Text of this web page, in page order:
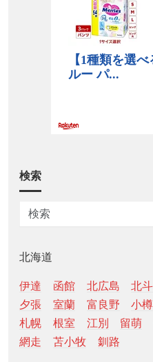
検索
北海道
伊達 函館 北広島 北斗
夕張
室蘭 富良野 小樽
札幌
根室 江別 留萌
網走
苫小牧 釧路